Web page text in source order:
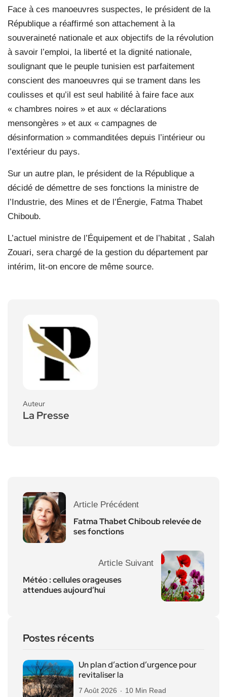
Face à ces manoeuvres suspectes, le président de la
République a réaffirmé son attachement à la
souveraineté nationale et aux objectifs de la révolution
à savoir l’emploi, la liberté et la dignité nationale,
soulignant que le peuple tunisien est parfaitement
conscient des manoeuvres qui se trament dans les
coulisses et qu’il est seul habilité à faire face aux
« chambres noires » et aux « déclarations
mensongères » et aux « campagnes de
désinformation » commanditées depuis l’intérieur ou
l’extérieur du pays.
Sur un autre plan, le président de la République a
décidé de démettre de ses fonctions la ministre de
l’Industrie, des Mines et de l’Énergie, Fatma Thabet
Chiboub.
L’actuel ministre de l’Équipement et de l’habitat , Salah
Zouari, sera chargé de la gestion du département par
intérim, lit-on encore de même source.
Auteur
La Presse
Article Précédent
Fatma Thabet Chiboub relevée de
ses fonctions
Article Suivant
Météo : cellules orageuses
attendues aujourd’hui
Postes récents
Un plan d’action d’urgence pour
revitaliser la
7 Août 2026 10 Min Read